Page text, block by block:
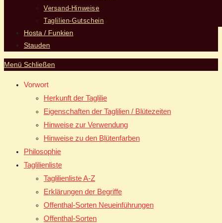
Versand-Hinweise
Taglilien-Gutschein
Hosta / Funkien
Stauden
Menü Schließen
Vorwort
Herkunft der Taglilie
Eigenschaften der Taglilien / Blütezeiten
Hinweise zur Verwendung
Hinweise zu den Blütenfarben
Philosophie
Taglilienliste
Taglilienliste A-Z
Erklärungen der Begriffe
Offenthal-Sorten Neueinführungen
Offenthal-Sorten